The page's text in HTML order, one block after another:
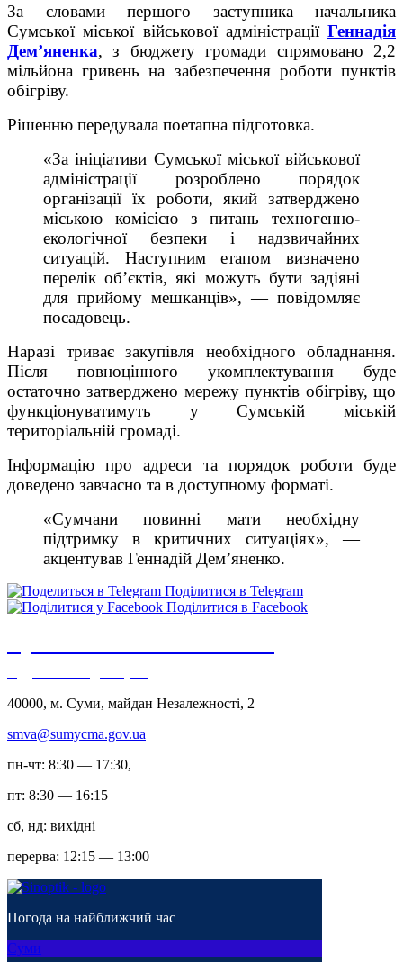
За словами першого заступника начальника
Сумської міської військової адміністрації Геннадія
Дем’яненка, з бюджету громади спрямовано 2,2
мільйона гривень на забезпечення роботи пунктів
обігріву.
Рішенню передувала поетапна підготовка.
«За ініціативи Сумської міської військової
адміністрації розроблено порядок
організації їх роботи, який затверджено
міською комісією з питань техногенно-
екологічної безпеки і надзвичайних
ситуацій. Наступним етапом визначено
перелік об’єктів, які можуть бути задіяні
для прийому мешканців», — повідомляє
посадовець.
Наразі триває закупівля необхідного обладнання.
Після повноцінного укомплектування буде
остаточно затверджено мережу пунктів обігріву, що
функціонуватимуть у Сумській міській
територіальній громаді.
Інформацію про адреси та порядок роботи буде
доведено завчасно та в доступному форматі.
«Сумчани повинні мати необхідну
підтримку в критичних ситуаціях», —
акцентував Геннадій Дем’яненко.
Поділитися в Telegram
Поділитися в Facebook
40000, м. Суми, майдан Незалежності, 2
smva@sumycma.gov.ua
пн-чт: 8:30 — 17:30,
пт: 8:30 — 16:15
сб, нд: вихідні
перерва: 12:15 — 13:00
Погода на найближчий час
Суми